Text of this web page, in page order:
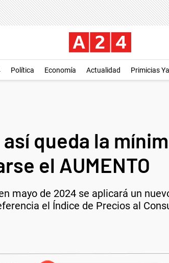
Política Economía Actualidad Primicias Ya
así queda la
el AUMENTO
mayo de 2024 se aplicará un
el Índice de Precios al